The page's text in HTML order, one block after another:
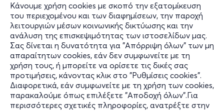
Κάνουμε χρήση cookies με σκοπό την εξατομίκευση
του περιεχομένου και των διαφημίσεων, την παροχή
λειτουργιών μέσων κοινωνικής δικτύωσης και την
ανάλυση της επισκεψιμότητας των ιστοσελίδων μας.
Σας δίνεται η δυνατότητα για "Απόρριψη όλων" των μη
απαραίτητων cookies, εάν δεν συμφωνείτε με τη
χρήση τους, ή μπορείτε να ορίσετε τις δικές σας
προτιμήσεις, κάνοντας κλικ στο "Ρυθμίσεις cookies".
Διαφορετικά, εάν συμφωνείτε με τη χρήση των cookies,
παρακαλούμε όπως επιλέξετε "Αποδοχή όλων".Για
περισσότερες σχετικές πληροφορίες, ανατρέξτε στην
Διατίθεται η δυνατότητα ομαδικής κράτησης για παρέες
άνω των δώδεκα(12) ατόμων.
Η πραγματοποίηση ομαδικής κράτησης προϋποθέτει την
προηγούμενη αγορά των αντίστοιχων εισιτηρίων.
Πληροφορίες σχετικά με τη διαδικασία κράτησης στο: 211
7707700
Πληροφορίες
Υποστήριξη
Stay Connected